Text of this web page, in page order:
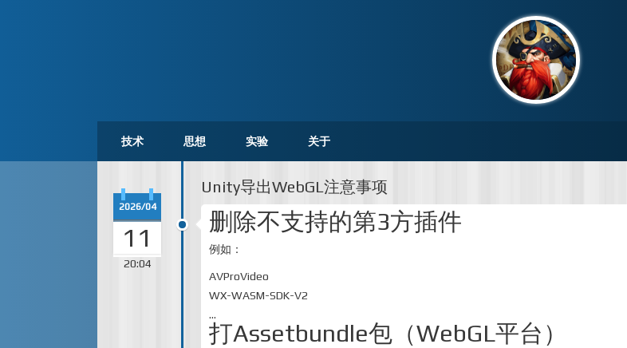
技术 思想 实验 关于
Unity导出WebGL注意事项
2026/04
11
20:04
删除不支持的第3方插件
例如：
AVProVideo
WX-WASM-SDK-V2
…
打Assetbundle包（WebGL平台）